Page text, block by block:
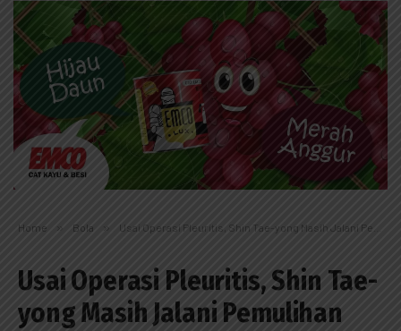
Home » Bola » Usai Operasi Pleuritis, Shin Tae-yong Masih Jalani Pemulihan
Usai Operasi Pleuritis, Shin Tae-
yong Masih Jalani Pemulihan